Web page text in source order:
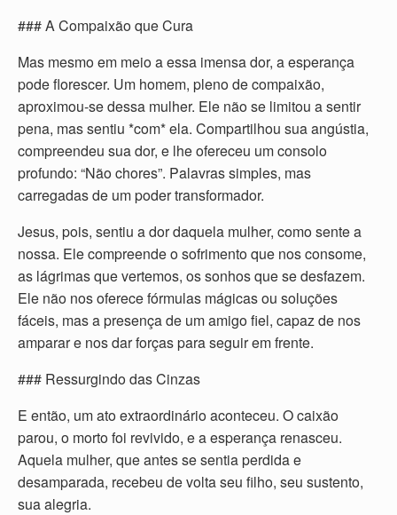
### A Compaixão que Cura
Mas mesmo em meio a essa imensa dor, a esperança
pode florescer. Um homem, pleno de compaixão,
aproximou-se dessa mulher. Ele não se limitou a sentir
pena, mas sentiu *com* ela. Compartilhou sua angústia,
compreendeu sua dor, e lhe ofereceu um consolo
profundo: “Não chores”. Palavras simples, mas
carregadas de um poder transformador.
Jesus, pois, sentiu a dor daquela mulher, como sente a
nossa. Ele compreende o sofrimento que nos consome,
as lágrimas que vertemos, os sonhos que se desfazem.
Ele não nos oferece fórmulas mágicas ou soluções
fáceis, mas a presença de um amigo fiel, capaz de nos
amparar e nos dar forças para seguir em frente.
### Ressurgindo das Cinzas
E então, um ato extraordinário aconteceu. O caixão
parou, o morto foi revivido, e a esperança renasceu.
Aquela mulher, que antes se sentia perdida e
desamparada, recebeu de volta seu filho, seu sustento,
sua alegria.